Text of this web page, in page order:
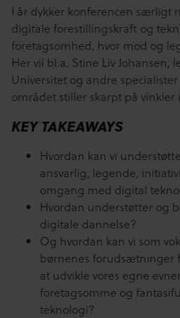
I år dykker konferencen særligt
digitale forestillingskraft og
foretagsomhed, hvor mod og
Her vil bl.a. Stine Liv Johansen,
Universitet og andre
området stiller skarpt på
KEY TAKEAWAYS
Hvordan kan vi
ansvarlig, legende,
omgang med digital
Hvordan understøtter og
digitale dannelse?
Og hvordan kan vi som
børnenes forudsætninger
at udvikle vores egne
foretagsomme og
teknologi?